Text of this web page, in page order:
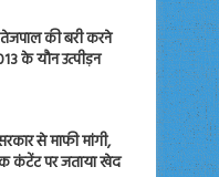
की बरी करने
के यौन उत्पीड़न
से माफी मांगी,
कंटेंट पर जताया खेद